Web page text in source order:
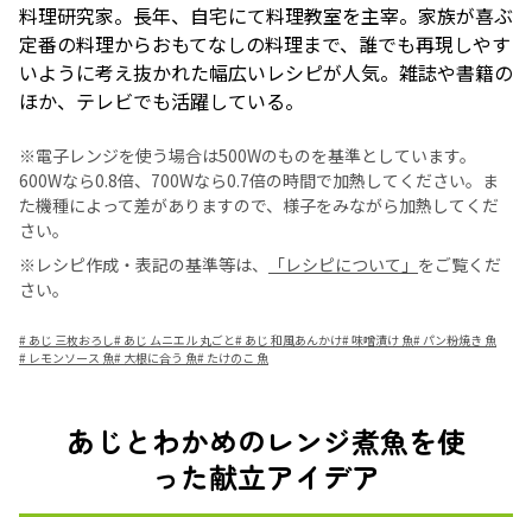
料理研究家。長年、自宅にて料理教室を主宰。家族が喜ぶ
定番の料理からおもてなしの料理まで、誰でも再現しやす
いように考え抜かれた幅広いレシピが人気。雑誌や書籍の
ほか、テレビでも活躍している。
※電子レンジを使う場合は500Wのものを基準としています。
600Wなら0.8倍、700Wなら0.7倍の時間で加熱してください。ま
た機種によって差がありますので、様子をみながら加熱してくだ
さい。
※レシピ作成・表記の基準等は、
「レシピについて」 をご覧くだ
さい。
# あじ 三枚おろし# あじ ムニエル 丸ごと# あじ 和風あんかけ#味噌漬け 魚#パン粉焼き 魚
# レモンソース 魚# 大根に合う 魚# たけのこ 魚
あじとわかめのレンジ煮魚を使
った献立アイデア